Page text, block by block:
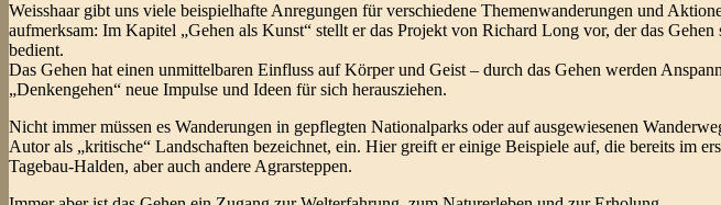
Weisshaar gibt uns viele beispielhafte Anregungen für verschiedene Themenwanderungen und
aufmerksam: Im Kapitel „Gehen als Kunst“ stellt er das Projekt von Richard Long vor, der das
bedient.
Das Gehen hat einen unmittelbaren Einfluss auf Körper und Geist – durch das Gehen werden
„Denkengehen“ neue Impulse und Ideen für sich herausziehen.
Nicht immer müssen es Wanderungen in gepflegten Nationalparks oder auf ausgewiesenen
Autor als „kritische“ Landschaften bezeichnet, ein. Hier greift er einige Beispiele auf, die bereits im
Tagebau-Halden, aber auch andere Agrarsteppen.